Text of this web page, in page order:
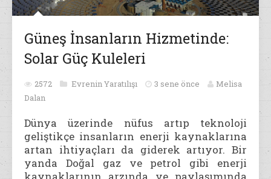
Güneş İnsanların Hizmetinde:
Solar Güç Kuleleri
2572 Evrenin Yaratılışı 3 sene önce
Melisa
Dalan
Dünya üzerinde nüfus artıp teknoloji
geliştikçe insanların enerji kaynaklarına
artan ihtiyaçları da giderek artıyor. Bir
yanda Doğal gaz ve petrol gibi enerji
kaynaklarının arzında ve paylaşımında